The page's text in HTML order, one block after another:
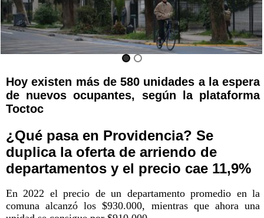
Hoy existen más de 580 unidades a la espera
de nuevos ocupantes, según la plataforma
Toctoc
¿Qué pasa en Providencia? Se
duplica la oferta de arriendo de
departamentos y el precio cae 11,9%
En 2022 el precio de un departamento promedio en la
comuna alcanzó los $930.000, mientras que ahora una